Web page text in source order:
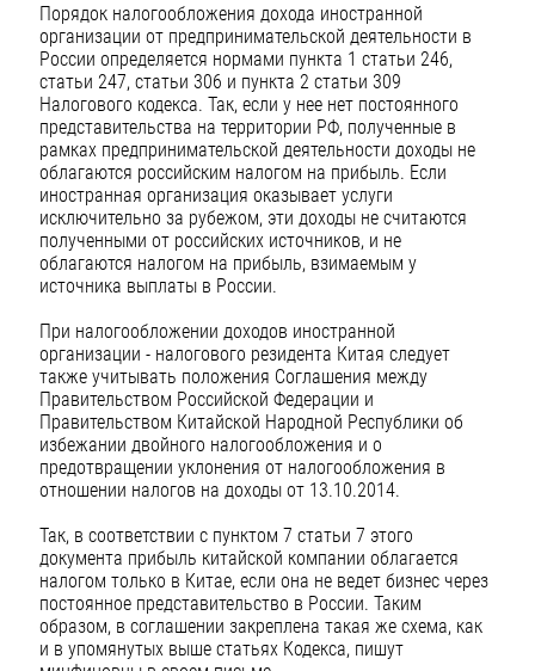
Порядок налогообложения дохода иностранной
организации от предпринимательской деятельности в
России определяется нормами пункта 1 статьи 246,
статьи 247, статьи 306 и пункта 2 статьи 309
Налогового кодекса. Так, если у нее нет постоянного
представительства на территории РФ, полученные в
рамках предпринимательской деятельности доходы не
облагаются российским налогом на прибыль. Если
иностранная организация оказывает услуги
исключительно за рубежом, эти доходы не считаются
полученными от российских источников, и не
облагаются налогом на прибыль, взимаемым у
источника выплаты в России.
При налогообложении доходов иностранной
организации - налогового резидента Китая следует
также учитывать положения Соглашения между
Правительством Российской Федерации и
Правительством Китайской Народной Республики об
избежании двойного налогообложения и о
предотвращении уклонения от налогообложения в
отношении налогов на доходы от 13.10.2014.
Так, в соответствии с пунктом 7 статьи 7 этого
документа прибыль китайской компании облагается
налогом только в Китае, если она не ведет бизнес через
постоянное представительство в России. Таким
образом, в соглашении закреплена такая же схема, как
и в упомянутых выше статьях Кодекса, пишут